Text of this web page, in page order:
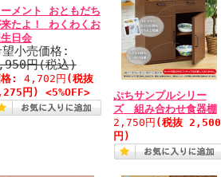
ーメント おともだち
たよ！ わくわくお
日会
望小売価格:
円(税込)
格: 4,702円 (税抜
円) <5%OFF>
ぷちサンプルシリー
ズ 組み合わせ食器棚
2,750円 (税抜 2,500
円)